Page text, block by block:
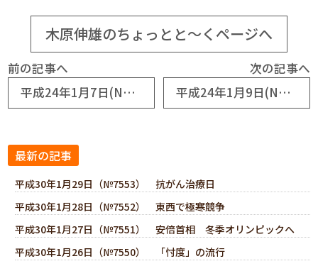
木原伸雄のちょっとと～くページへ
前の記事へ
平成24年1月7日(No5497) 大雪に見舞われた仕事始め
次の記事へ
平成24年1月9日(No5499) 三島清一さん 大金星
最新の記事
平成30年1月29日（№7553） 抗がん治療日
平成30年1月28日（№7552） 東西で極寒競争
平成30年1月27日（№7551） 安倍首相 冬季オリンピックへ
平成30年1月26日（№7550） 「忖度」の流行